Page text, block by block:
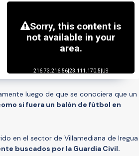
luego de que se conociera que un
si fuera un balón de fútbol en
en el sector de Villamediana de Iregua
buscados por la Guardia Civil.